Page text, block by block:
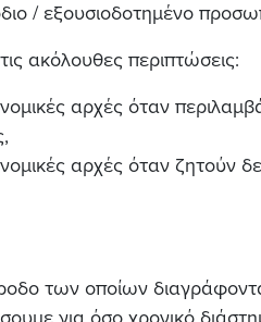
/ εξουσιοδοτημένο
ακόλουθες περιπτώσεις:
αρχές όταν
αρχές όταν
των οποίων